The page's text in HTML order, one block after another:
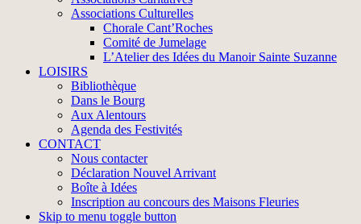
Associations Culturelles
Chorale Cant’Roches
Comité de Jumelage
L’Atelier des Idées du Manoir Sainte Suzanne
LOISIRS
Bibliothèque
Dans le Bourg
Aux Alentours
Agenda des Festivités
CONTACT
Nous contacter
Déclaration Nouvel Arrivant
Boîte à Idées
Inscription au concours des Maisons Fleuries
Skip to menu toggle button